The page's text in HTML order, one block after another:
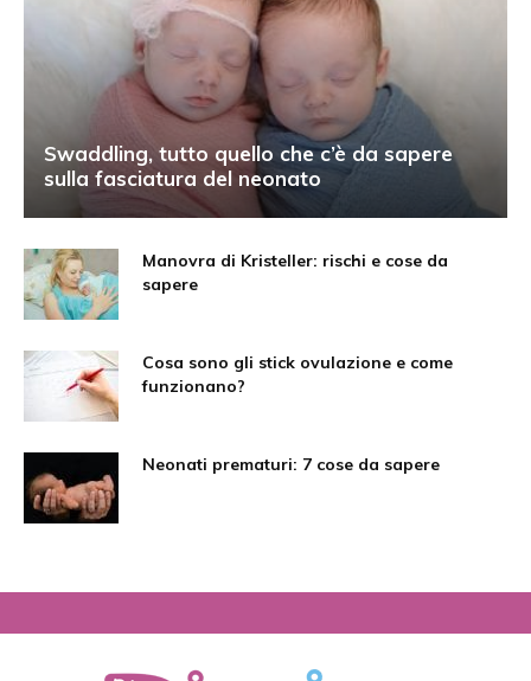
Swaddling, tutto quello che c’è da sapere
sulla fasciatura del neonato
Manovra di Kristeller: rischi e cose da
sapere
Cosa sono gli stick ovulazione e come
funzionano?
Neonati prematuri: 7 cose da sapere